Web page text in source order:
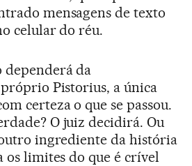
mensagens de texto
celular do réu.
da
Pistorius, a única
certeza o que se passou.
O juiz decidirá. Ou
ingrediente da história
os limites do que é crível